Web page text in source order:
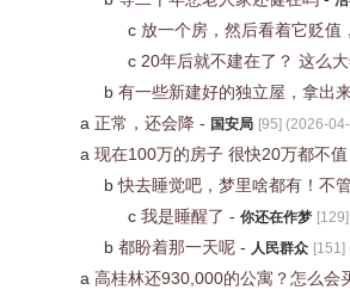
c 放一个房，然后看着它贬值
c 20年后就不建在了？ 这么
b 有一些新建好的独立屋，拿出
a 正常，还会降 - 国安局 [95] (2026-
a 现在100万的房子 很快20万都不值
b快去睡觉吧，梦里啥都有！不
c 我是睡醒了 - 你还在作梦 [129
b 都盼着那一天呢 - 人民群众 [151]
a 高桂林还930,000的公寓？怎么会